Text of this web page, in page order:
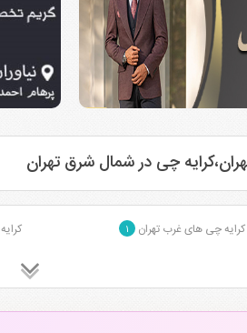
چی در شمال شرق تهران
کرایه چی های غرب تهران ۱